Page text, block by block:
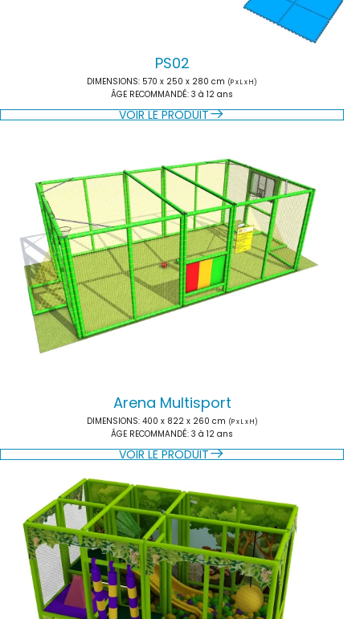
PS02
DIMENSIONS: 570 x 250 x 280 cm (P x L x H)
ÂGE RECOMMANDÉ: 3 à 12 ans
VOIR LE PRODUIT
Arena Multisport
DIMENSIONS: 400 x 822 x 260 cm (P x L x H)
ÂGE RECOMMANDÉ: 3 à 12 ans
VOIR LE PRODUIT